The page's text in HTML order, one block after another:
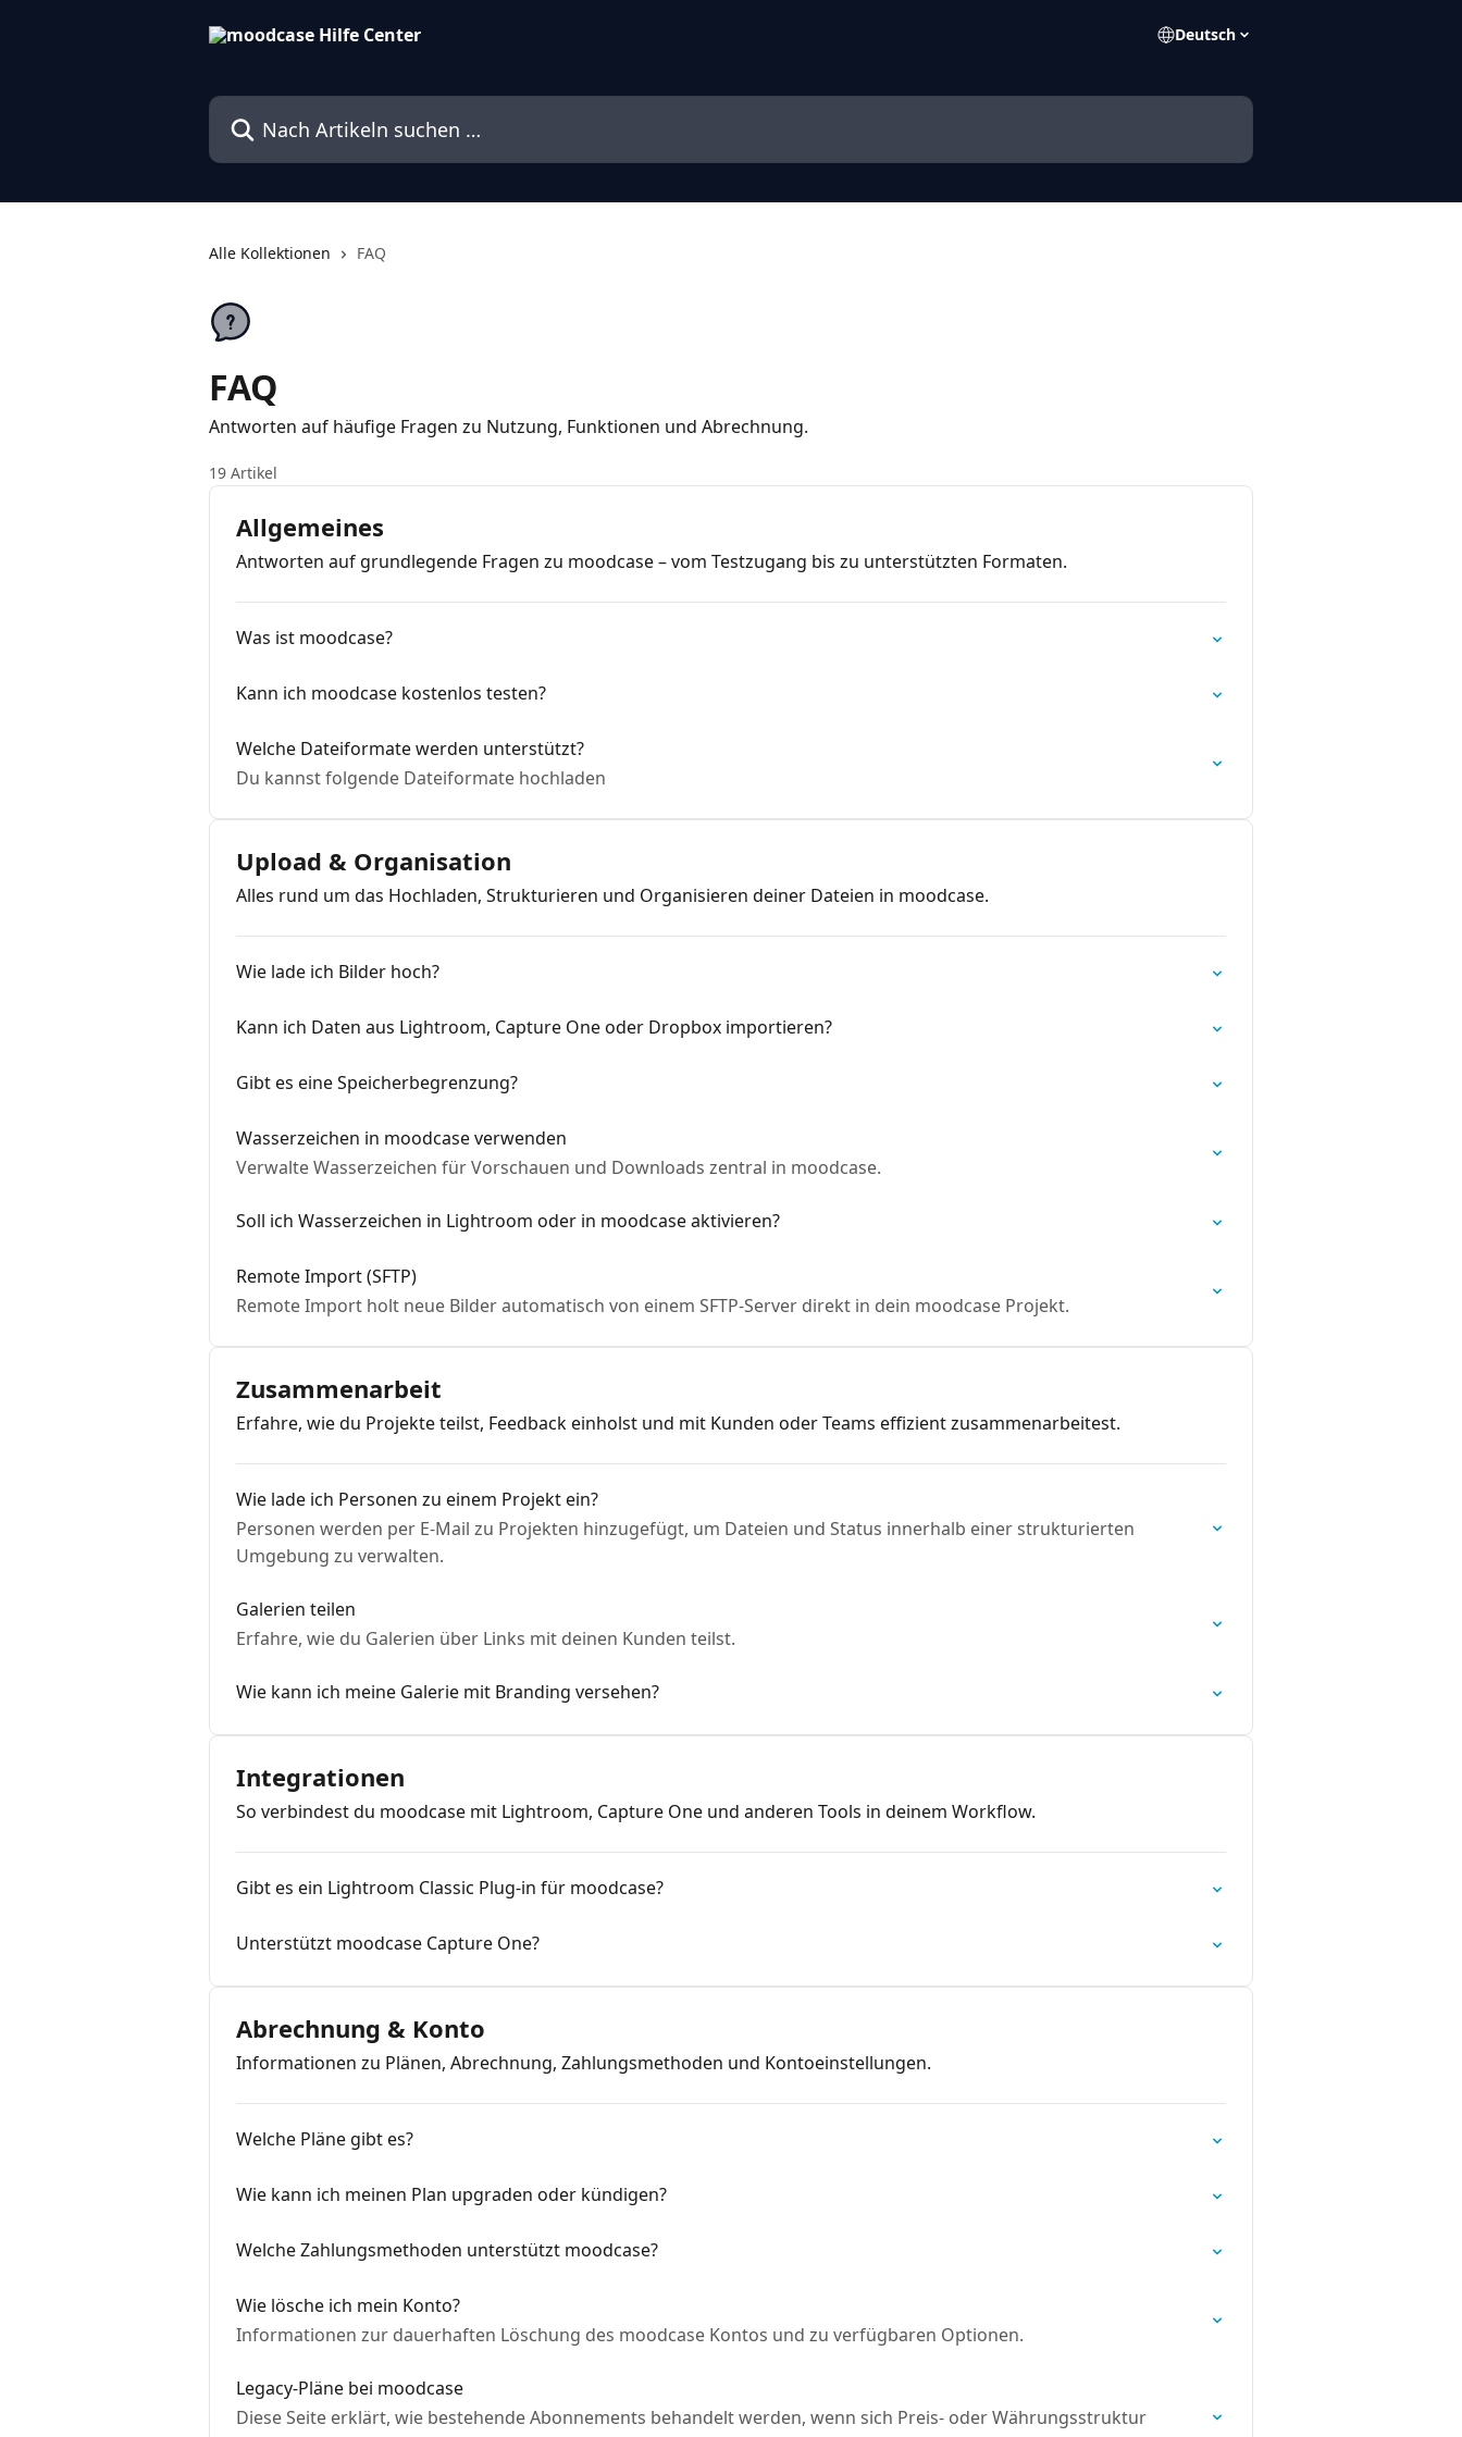
Deutsch
Nach Artikeln suchen …
Alle Kollektionen FAQ
FAQ
Antworten auf häufige Fragen zu Nutzung, Funktionen und Abrechnung.
19 Artikel
Allgemeines
Antworten auf grundlegende Fragen zu moodcase – vom Testzugang bis zu unterstützten Formaten.
Was ist moodcase?
Kann ich moodcase kostenlos testen?
Welche Dateiformate werden unterstützt?
Du kannst folgende Dateiformate hochladen
Upload & Organisation
Alles rund um das Hochladen, Strukturieren und Organisieren deiner Dateien in moodcase.
Wie lade ich Bilder hoch?
Kann ich Daten aus Lightroom, Capture One oder Dropbox importieren?
Gibt es eine Speicherbegrenzung?
Wasserzeichen in moodcase verwenden
Verwalte Wasserzeichen für Vorschauen und Downloads zentral in moodcase.
Soll ich Wasserzeichen in Lightroom oder in moodcase aktivieren?
Remote Import (SFTP)
Remote Import holt neue Bilder automatisch von einem SFTP-Server direkt in dein moodcase Projekt.
Zusammenarbeit
Erfahre, wie du Projekte teilst, Feedback einholst und mit Kunden oder Teams effizient zusammenarbeitest.
Wie lade ich Personen zu einem Projekt ein?
Personen werden per E-Mail zu Projekten hinzugefügt, um Dateien und Status innerhalb einer strukturierten
Umgebung zu verwalten.
Galerien teilen
Erfahre, wie du Galerien über Links mit deinen Kunden teilst.
Wie kann ich meine Galerie mit Branding versehen?
Integrationen
So verbindest du moodcase mit Lightroom, Capture One und anderen Tools in deinem Workflow.
Gibt es ein Lightroom Classic Plug-in für moodcase?
Unterstützt moodcase Capture One?
Abrechnung & Konto
Informationen zu Plänen, Abrechnung, Zahlungsmethoden und Kontoeinstellungen.
Welche Pläne gibt es?
Wie kann ich meinen Plan upgraden oder kündigen?
Welche Zahlungsmethoden unterstützt moodcase?
Wie lösche ich mein Konto?
Informationen zur dauerhaften Löschung des moodcase Kontos und zu verfügbaren Optionen.
Legacy-Pläne bei moodcase
Diese Seite erklärt, wie bestehende Abonnements behandelt werden, wenn sich Preis- oder Währungsstruktur